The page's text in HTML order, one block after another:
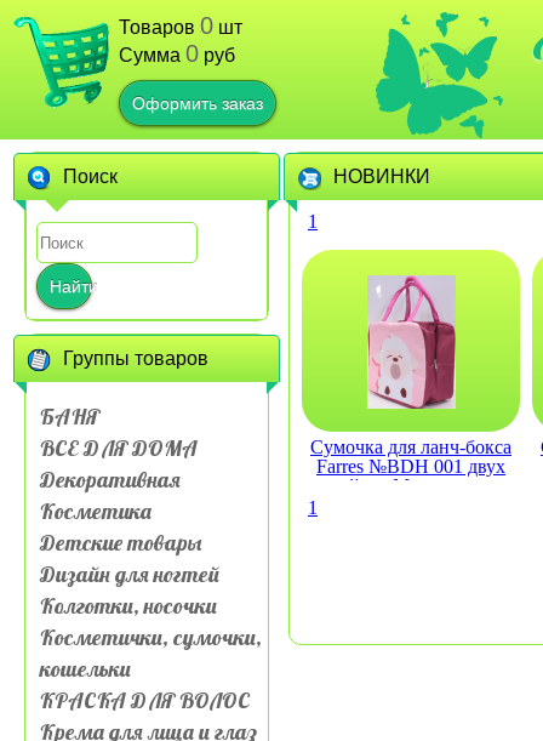
Товаров 0 шт
Сумма 0 руб
Оформить заказ
Поиск
Найти
Группы товаров
БАНЯ
ВСЕ ДЛЯ ДОМА
Декоративная
Косметика
Детские товары
Дизайн для ногтей
Колготки, носочки
Косметички, сумочки,
кошельки
КРАСКА ДЛЯ ВОЛОС
Крема для лица и глаз
НОВИНКИ
1
Сумочка для ланч-бокса
Farres №BDH 001 двух
слойная Мультяшные
1